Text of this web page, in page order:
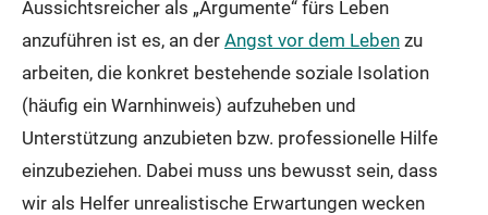
Aussichtsreicher als „Argumente“ fürs Leben
anzuführen ist es, an der Angst vor dem Leben zu
arbeiten, die konkret bestehende soziale Isolation
(häufig ein Warnhinweis) aufzuheben und
Unterstützung anzubieten bzw. professionelle Hilfe
einzubeziehen. Dabei muss uns bewusst sein, dass
wir als Helfer unrealistische Erwartungen wecken